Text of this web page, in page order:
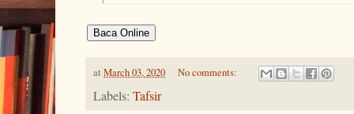
Baca Online
at March 03, 2020 No comments:
Labels: Tafsir